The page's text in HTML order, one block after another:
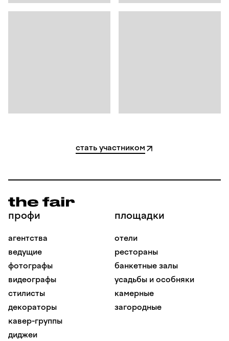
стать участником
профи
агентства
ведущие
фотографы
видеографы
стилисты
декораторы
кавер-группы
диджеи
площадки
отели
рестораны
банкетные залы
усадьбы и особняки
камерные
загородные